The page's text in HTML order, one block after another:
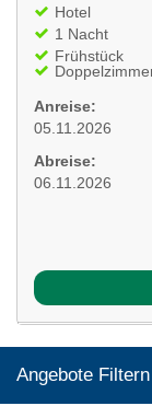
Hotel
1 Nacht
Frühstück
Anreise:
05.11.2026
Abreise:
06.11.2026
Angebote Filtern